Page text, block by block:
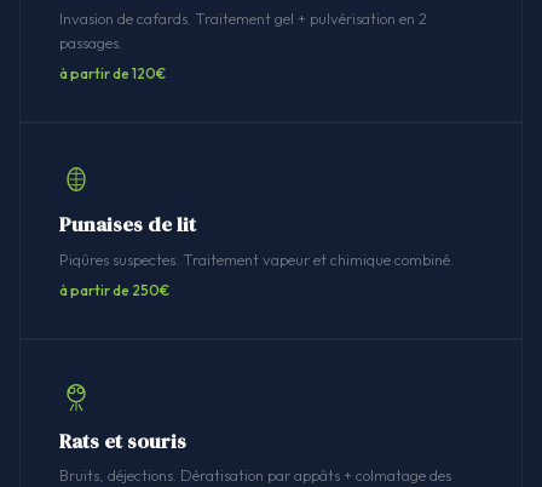
Invasion de cafards. Traitement gel + pulvérisation en 2
passages.
à partir de 120€
Punaises de lit
Piqûres suspectes. Traitement vapeur et chimique combiné.
à partir de 250€
Rats et souris
Bruits, déjections. Dératisation par appâts + colmatage des